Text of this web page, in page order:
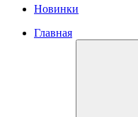
Новинки
Главная